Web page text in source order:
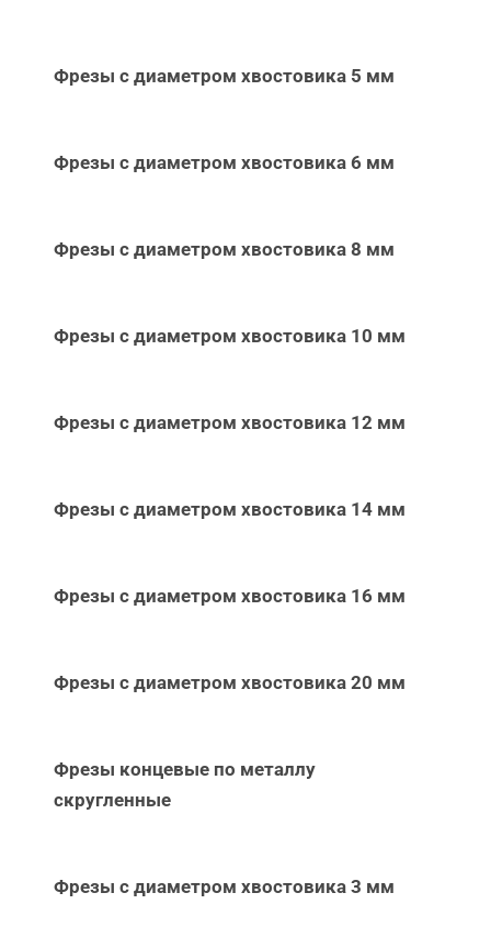
Фрезы с диаметром хвостовика 5 мм
Фрезы с диаметром хвостовика 6 мм
Фрезы с диаметром хвостовика 8 мм
Фрезы с диаметром хвостовика 10 мм
Фрезы с диаметром хвостовика 12 мм
Фрезы с диаметром хвостовика 14 мм
Фрезы с диаметром хвостовика 16 мм
Фрезы с диаметром хвостовика 20 мм
Фрезы концевые по металлу
скругленные
Фрезы с диаметром хвостовика 3 мм